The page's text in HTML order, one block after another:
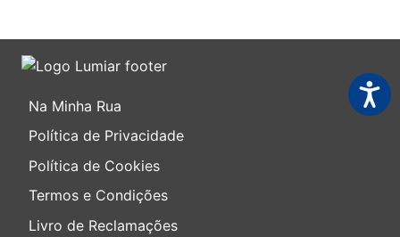
Na Minha Rua
Política de Privacidade
Política de Cookies
Termos e Condições
Livro de Reclamações